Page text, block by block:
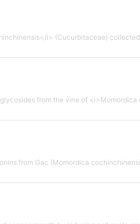
i> (Cucurbitaceae)
from the vine of <i>Momordica
from Gac (Momordica